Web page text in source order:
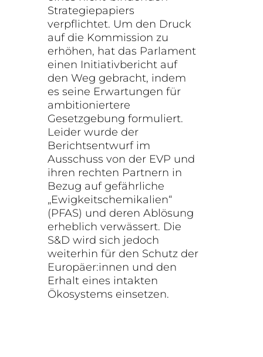
Strategiepapiers
verpflichtet. Um den Druck
auf die Kommission zu
erhöhen, hat das Parlament
einen Initiativbericht auf
den Weg gebracht, indem
es seine Erwartungen für
ambitioniertere
Gesetzgebung formuliert.
Leider wurde der
Berichtsentwurf im
Ausschuss von der EVP und
ihren rechten Partnern in
Bezug auf gefährliche
„Ewigkeitschemikalien“
(PFAS) und deren Ablösung
erheblich verwässert. Die
S&D wird sich jedoch
weiterhin für den Schutz der
Europäer:innen und den
Erhalt eines intakten
Ökosystems einsetzen.